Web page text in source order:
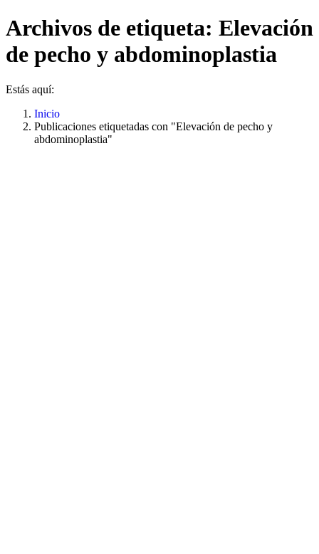
Archivos de etiqueta: Elevación
de pecho y abdominoplastia
Estás aquí:
Inicio
Publicaciones etiquetadas con "Elevación de pecho y
abdominoplastia"